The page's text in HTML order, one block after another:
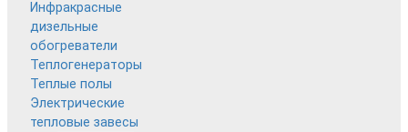
Инфракрасные
дизельные
обогреватели
Теплогенераторы
Теплые полы
Электрические
тепловые завесы